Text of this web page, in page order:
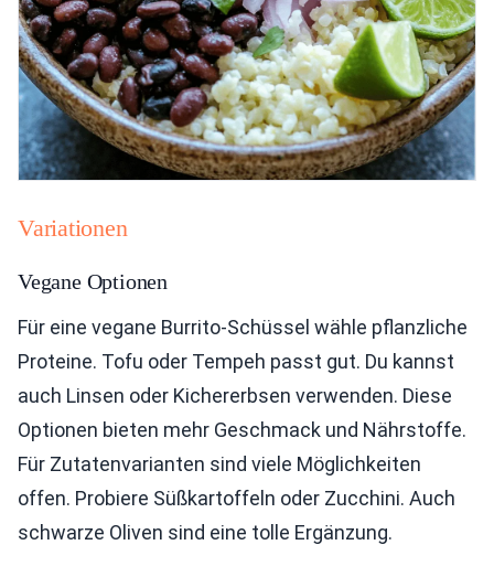
Variationen
Vegane Optionen
Für eine vegane Burrito-Schüssel wähle pflanzliche
Proteine. Tofu oder Tempeh passt gut. Du kannst
auch Linsen oder Kichererbsen verwenden. Diese
Optionen bieten mehr Geschmack und Nährstoffe.
Für Zutatenvarianten sind viele Möglichkeiten
offen. Probiere Süßkartoffeln oder Zucchini. Auch
schwarze Oliven sind eine tolle Ergänzung.